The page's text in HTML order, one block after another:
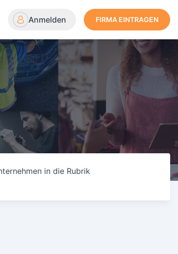
Anmelden FIRMA EINTRAGEN
in die Rubrik